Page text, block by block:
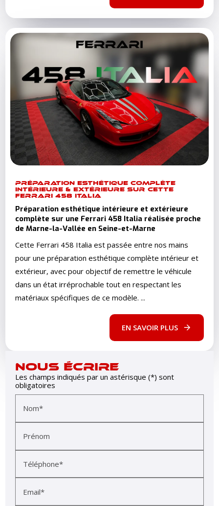
PRÉPARATION ESTHÉTIQUE COMPLÈTE
INTÉRIEURE & EXTÉRIEURE SUR CETTE
FERRARI 458 ITALIA
Préparation esthétique intérieure et extérieure
complète sur une Ferrari 458 Italia réalisée proche
de Marne-la-Vallée en Seine-et-Marne
Cette Ferrari 458 Italia est passée entre nos mains
pour une préparation esthétique complète intérieur et
extérieur, avec pour objectif de remettre le véhicule
dans un état irréprochable tout en respectant les
matériaux spécifiques de ce modèle. ...
EN SAVOIR PLUS
NOUS ÉCRIRE
Les champs indiqués par un astérisque (*) sont
obligatoires
Nom*
Prénom
Téléphone*
Email*